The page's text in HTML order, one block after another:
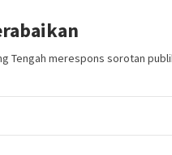
Tengah merespons sorotan